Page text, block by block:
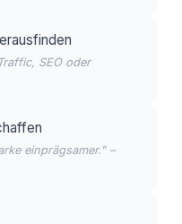
SEO oder
einprägsamer." –